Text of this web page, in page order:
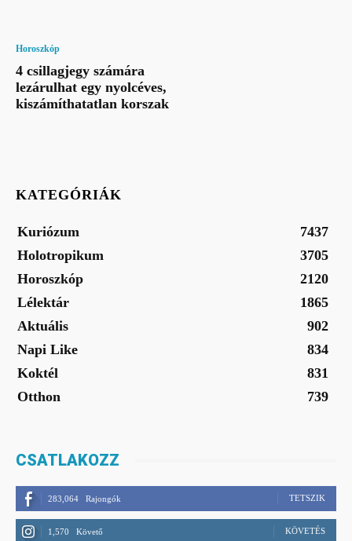
Horoszkóp
4 csillagjegy számára
lezárulhat egy nyolcéves,
kiszámíthatatlan korszak
KATEGÓRIÁK
Kuriózum
7437
Holotropikum
3705
Horoszkóp
2120
Lélektár
1865
Aktuális
902
Napi Like
834
Koktél
831
Otthon
739
CSATLAKOZZ
283,064 Rajongók TETSZIK
1,570 Követő KÖVETÉS